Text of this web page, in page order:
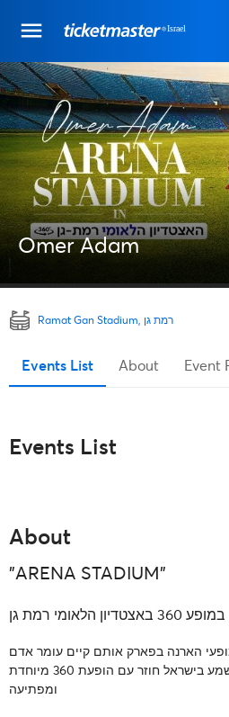
Omer Adam
Ramat Gan Stadium, רמת גן
Events List About Event
Events List
About
"ARENA STADIUM"
הארנה בפארק אותם קיים עומר אדם
באפריל 2024, הזמר הכי מושמע בישראל חוזר עם הופעת 360 מיוחדת
ומפתיעה